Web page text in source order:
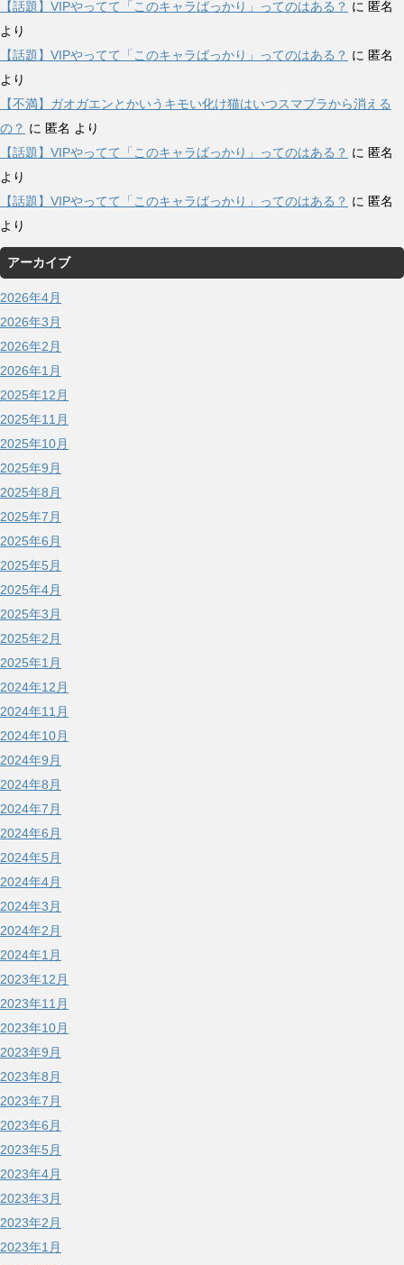
【話題】VIPやってて「このキャラばっかり」ってのはある？ に 匿名
より
【話題】VIPやってて「このキャラばっかり」ってのはある？ に 匿名
より
【不満】ガオガエンとかいうキモい化け猫はいつスマブラから消える
の？ に 匿名 より
【話題】VIPやってて「このキャラばっかり」ってのはある？ に 匿名
より
【話題】VIPやってて「このキャラばっかり」ってのはある？ に 匿名
より
アーカイブ
2026年4月
2026年3月
2026年2月
2026年1月
2025年12月
2025年11月
2025年10月
2025年9月
2025年8月
2025年7月
2025年6月
2025年5月
2025年4月
2025年3月
2025年2月
2025年1月
2024年12月
2024年11月
2024年10月
2024年9月
2024年8月
2024年7月
2024年6月
2024年5月
2024年4月
2024年3月
2024年2月
2024年1月
2023年12月
2023年11月
2023年10月
2023年9月
2023年8月
2023年7月
2023年6月
2023年5月
2023年4月
2023年3月
2023年2月
2023年1月